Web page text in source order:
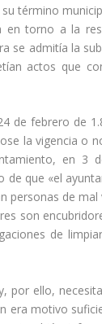
término
en torno a la
se admití­a la
actos que
de febrero de
la vigencia o
en 3
que «el
personas de
son
de
por ello,
era motivo